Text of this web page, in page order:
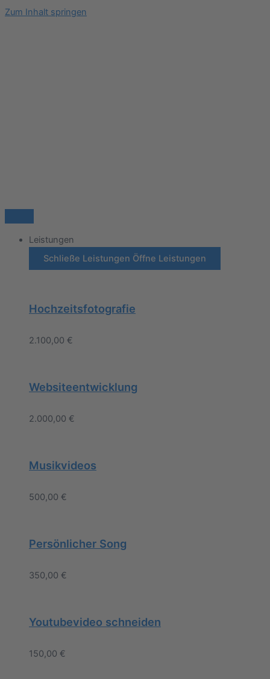
Zum Inhalt springen
Leistungen
Schließe Leistungen Öffne Leistungen
Hochzeitsfotografie
2.100,00 €
Websiteentwicklung
2.000,00 €
Musikvideos
500,00 €
Persönlicher Song
350,00 €
Youtubevideo schneiden
150,00 €